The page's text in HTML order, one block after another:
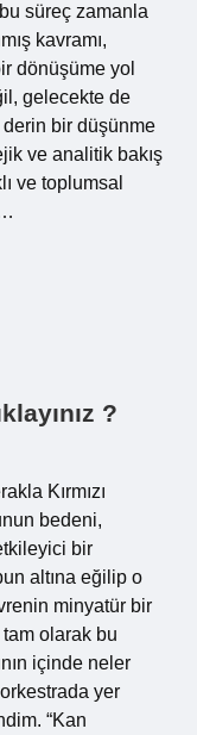
süreç zamanla
kavramı,
dönüşüme yol
gelecekte de
bir düşünme
ve analitik bakış
ve toplumsal
?
Kırmızı
bedeni,
bir
altına eğilip o
minyatür bir
olarak bu
içinde neler
yer
“Kan